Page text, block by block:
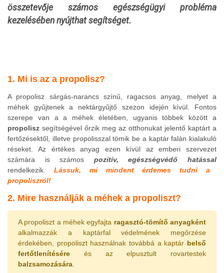
összetevője számos egészségügyi probléma
kezelésében nyújthat segítséget.
1. Mi is az a propolisz?
A propolisz sárgás-narancs színű, ragacsos anyag, melyet a
méhek gyűjtenek a nektárgyűjtő szezon idején kívül. Fontos
szerepe van a a méhek életében, ugyanis többek között a
propolisz segítségével őrzik meg az otthonukat jelentő kaptárt a
fertőzésektől, illetve propolisszal tömik be a kaptár falán kialakuló
réseket. Az értékes anyag ezen kívülaz emberi szervezet
számára is számos pozitív, egészségvédő hatással
rendelkezik.
Lássuk, mi mindent érdemes tudni a
propoliszról!
2. Mire használják a méhek a propoliszt?
A propoliszt a méhek egyfajta ragasztó-tömítő anyagként
alkalmazzák a kaptárfal védelmének megőrzése
érdekében, propoliszt használnak továbbá a kaptár belső
fertőtlenítésére és az elpusztult rovartestek
balzsamozására